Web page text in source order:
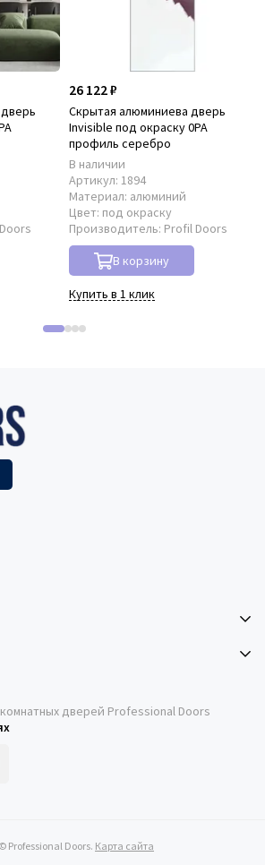
26 122 ₽
Скрытая алюминиева дверь
Invisible под окраску 0PA
профиль серебро
В наличии
Артикул: 1894
Материал: алюминий
Цвет: под окраску
Производитель: Profil Doors
В корзину
Купить в 1 клик
дверей Professional Doors
Professional Doors. Карта сайта